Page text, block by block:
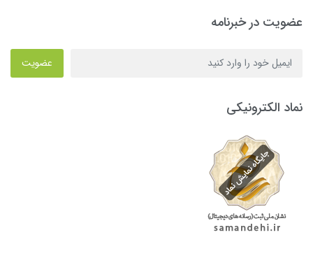
عضویت در خبرنامه
عضویت
نماد الکترونیکی